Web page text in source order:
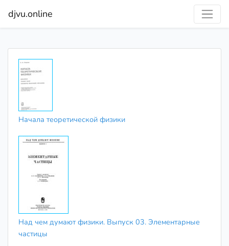
djvu.online
Начала теоретической физики
Над чем думают физики. Выпуск 03. Элементарные
частицы